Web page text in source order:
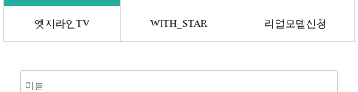
엣지라인TV WITH_STAR 리얼모델신청